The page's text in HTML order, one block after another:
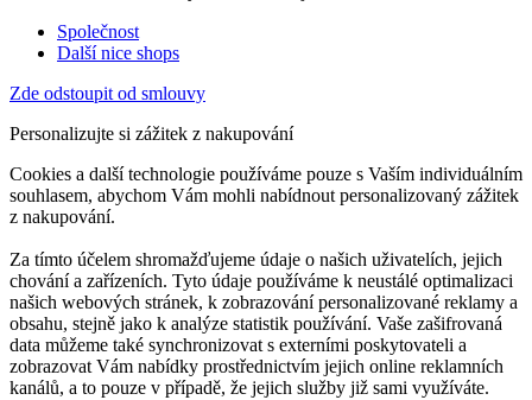
Společnost
Další nice shops
Zde odstoupit od smlouvy
Personalizujte si zážitek z nakupování
Cookies a další technologie používáme pouze s Vaším individuálním
souhlasem, abychom Vám mohli nabídnout personalizovaný zážitek
z nakupování.
Za tímto účelem shromažďujeme údaje o našich uživatelích, jejich
chování a zařízeních. Tyto údaje používáme k neustálé optimalizaci
našich webových stránek, k zobrazování personalizované reklamy a
obsahu, stejně jako k analýze statistik používání. Vaše zašifrovaná
data můžeme také synchronizovat s externími poskytovateli a
zobrazovat Vám nabídky prostřednictvím jejich online reklamních
kanálů, a to pouze v případě, že jejich služby již sami využíváte.